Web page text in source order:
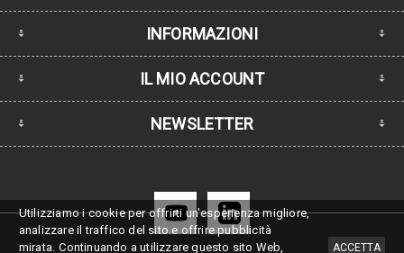
INFORMAZIONI
IL MIO ACCOUNT
NEWSLETTER
Utilizziamo i cookie per offrirti un'esperienza migliore,
analizzare il traffico del sito e offrire pubblicità
mirata. Continuando a utilizzare questo sito Web, ACCETTA